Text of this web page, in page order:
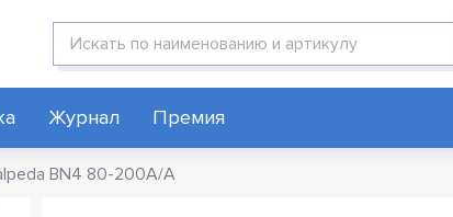
Поиск по каталогу
Журнал Премия
BN4 80-200A/A